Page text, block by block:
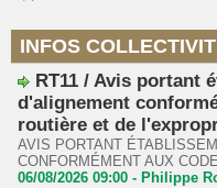
INFOS
RT11 / Avis portant
d'alignement
routière et de
AVIS PORTANT
CONFORMÉMENT AUX
06/08/2026 09:00 - Philippe